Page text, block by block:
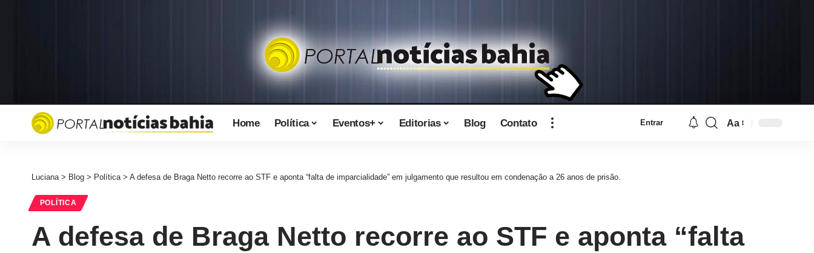
Home Política Eventos+ Editorias Blog Contato Entrar Aa
Luciana> Blog > Política> A defesa de Braga Netto recorre ao STF e aponta “falta de imparcialidade” em julgamento que resultou em condenação a 26 anos de prisão.
POLÍTICA
A defesa de Braga Netto recorre ao STF e aponta “falta